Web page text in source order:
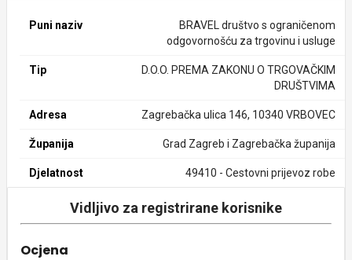
Puni naziv
BRAVEL društvo s ograničenom
odgovornošću za trgovinu i usluge
Tip
D.O.O. PREMA ZAKONU O TRGOVAČKIM
DRUŠTVIMA
Adresa Zagrebačka ulica 146, 10340 VRBOVEC
Županija Grad Zagreb i Zagrebačka županija
Djelatnost 49410 - Cestovni prijevoz robe
Vidljivo za registrirane korisnike
Ocjena